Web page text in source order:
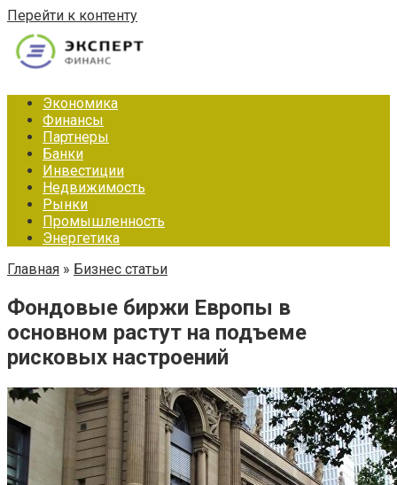
Перейти к контенту
Экономика
Финансы
Партнеры
Банки
Инвестиции
Недвижимость
Рынки
Промышленность
Энергетика
Главная » Бизнес статьи
Фондовые биржи Европы в
основном растут на подъеме
рисковых настроений